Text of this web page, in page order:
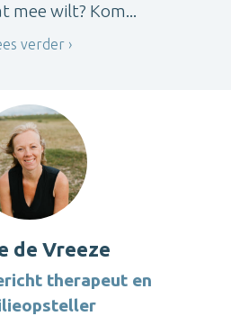
mee wilt? Kom...
verder
de Vreeze
therapeut en